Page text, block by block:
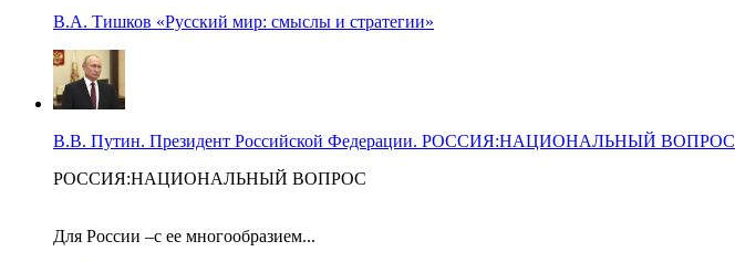
В.А. Тишков «Русский мир: смыслы и стратегии»
В.В. Путин. Президент Российской Федерации. РОССИЯ:НАЦИОНАЛЬНЫЙ ВОПРОС
РОССИЯ:НАЦИОНАЛЬНЫЙ ВОПРОС
Для России –с ее многообразием...